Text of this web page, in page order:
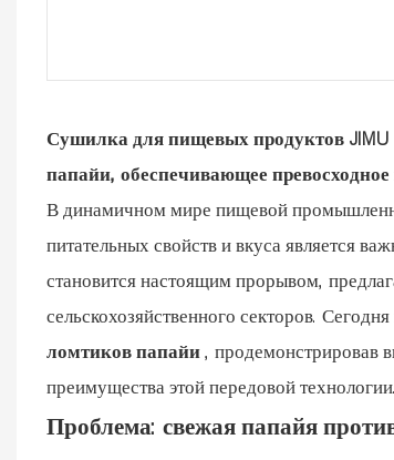
Сушилка для пищевых продуктов
папайи, обеспечивающее превосходное
В динамичном мире пищевой
питательных свойств и вкуса является
становится настоящим прорывом,
сельскохозяйственного секторов.
ломтиков папайи, продемонстрировав
преимущества этой передовой технологии.
Проблема: свежая папайя